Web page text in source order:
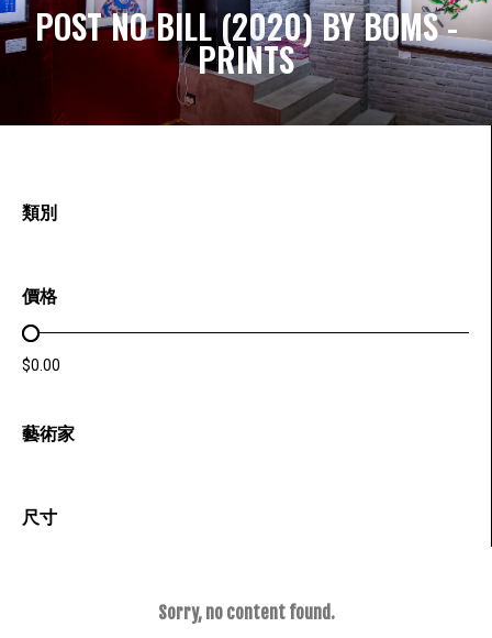
POST NO BILL (2020) BY BOMS -
PRINTS
類別
價格
PRICE RANGE
$0.00
藝術家
尺寸
Sorry, no content found.